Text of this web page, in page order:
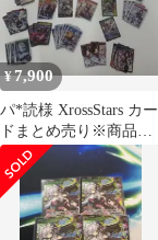
¥7,900
パ*読様 XrossStars カー
ドまとめ売り※商品の
説明参照